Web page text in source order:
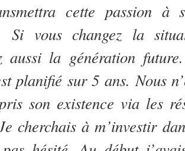
cette passion à
Si vous changez la
aussi la génération
planifié sur 5 ans. Nous
son existence via les
cherchais à m’investir